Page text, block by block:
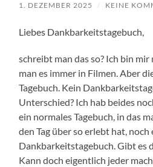
1. DEZEMBER 2025 / KEINE
Liebes Dankbarkeitstagebuch,
schreibt man das so? Ich bin
man es immer in Filmen. Aber
Tagebuch. Kein
Unterschied? Ich hab beides
ein normales Tagebuch, in das
den Tag über so erlebt hat, noch
Dankbarkeitstagebuch. Gibt es
Kann doch eigentlich jeder